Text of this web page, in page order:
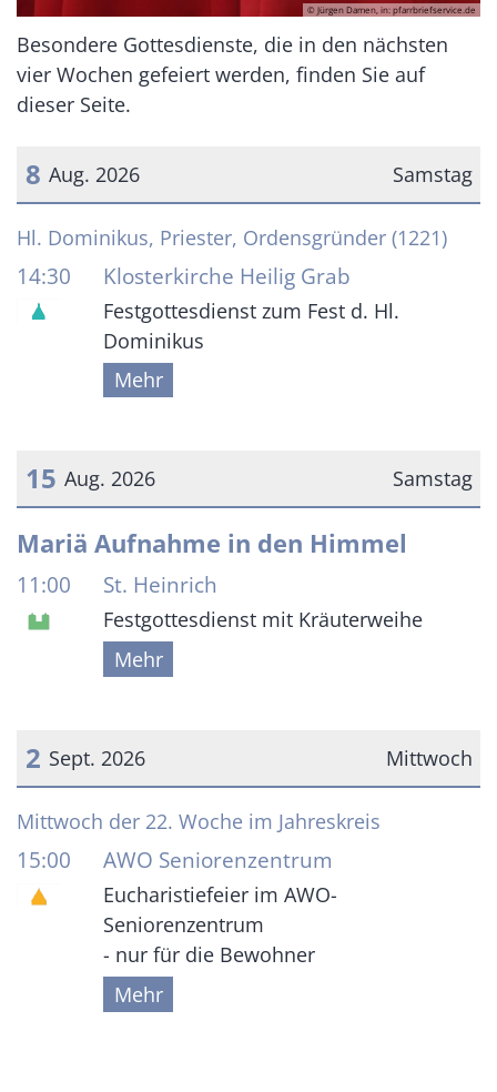
© Jürgen Damen, in: pfarrbriefservice.de
Besondere Gottesdienste, die in den nächsten
vier Wochen gefeiert werden, finden Sie auf
dieser Seite.
Samstag
8 Aug. 2026
Datum: 8. August 2026
Hl. Dominikus, Priester, Ordensgründer (1221)
14:30 Klosterkirche Heilig Grab
Festgottesdienst zum Fest d. Hl.
Dominikus
Mehr
Samstag
15 Aug. 2026
Datum: 15. August 2026
Mariä Aufnahme in den Himmel
11:00 St. Heinrich
Festgottesdienst mit Kräuterweihe
Mehr
Mittwoch
2 Sept. 2026
Datum: 2. September 2026
Mittwoch der 22. Woche im Jahreskreis
15:00 AWO Seniorenzentrum
Eucharistiefeier im AWO-
Seniorenzentrum
- nur für die Bewohner
Mehr